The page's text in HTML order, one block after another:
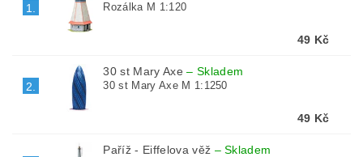
1. Rozálka M 1:120
49 Kč
2.
30 st Mary Axe– Skladem
30 st Mary Axe M 1:1250
49 Kč
Paříž - Eiffelova věž –Skladem